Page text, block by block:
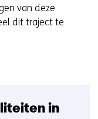
van deze
dit traject te
in